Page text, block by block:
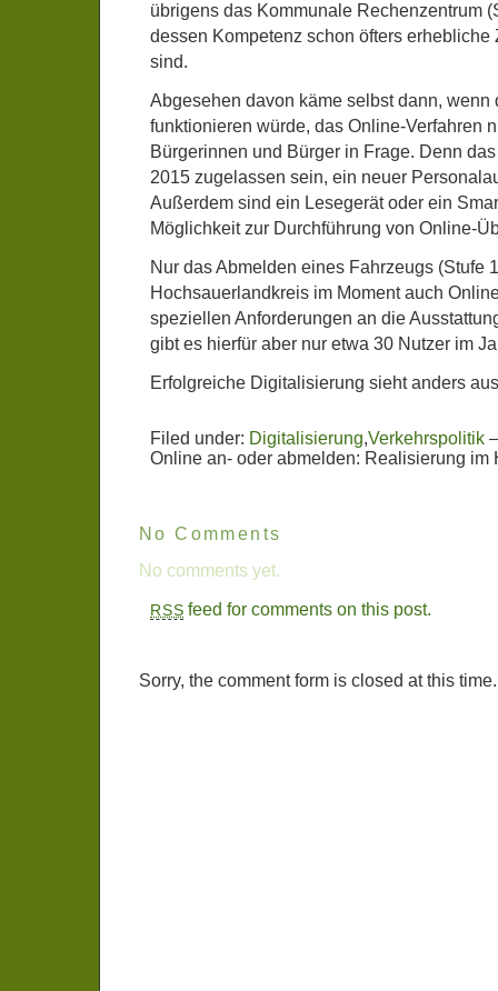
übrigens das Kommunale Rechenzentrum
dessen Kompetenz schon öfters erhebliche
sind.
Abgesehen davon käme selbst dann, wenn
funktionieren würde, das Online-Verfahren
Bürgerinnen und Bürger in Frage. Denn
2015 zugelassen sein, ein neuer
Außerdem sind ein Lesegerät oder ein
Möglichkeit zur Durchführung von Online-
Nur das Abmelden eines Fahrzeugs (Stufe
Hochsauerlandkreis im Moment auch
speziellen Anforderungen an die
gibt es hierfür aber nur etwa 30 Nutzer im
Erfolgreiche Digitalisierung sieht anders
Filed under: Digitalisierung,Verkehrspolitik
Online an- oder abmelden: Realisierung im
No Comments
No comments yet.
RSS feed for comments on this post.
Sorry, the comment form is closed at this time.